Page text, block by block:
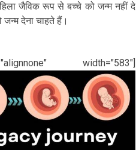
जैविक रूप से बच्चे को जन्म नहीं दे
देना चाहते हैं।
width="583"]